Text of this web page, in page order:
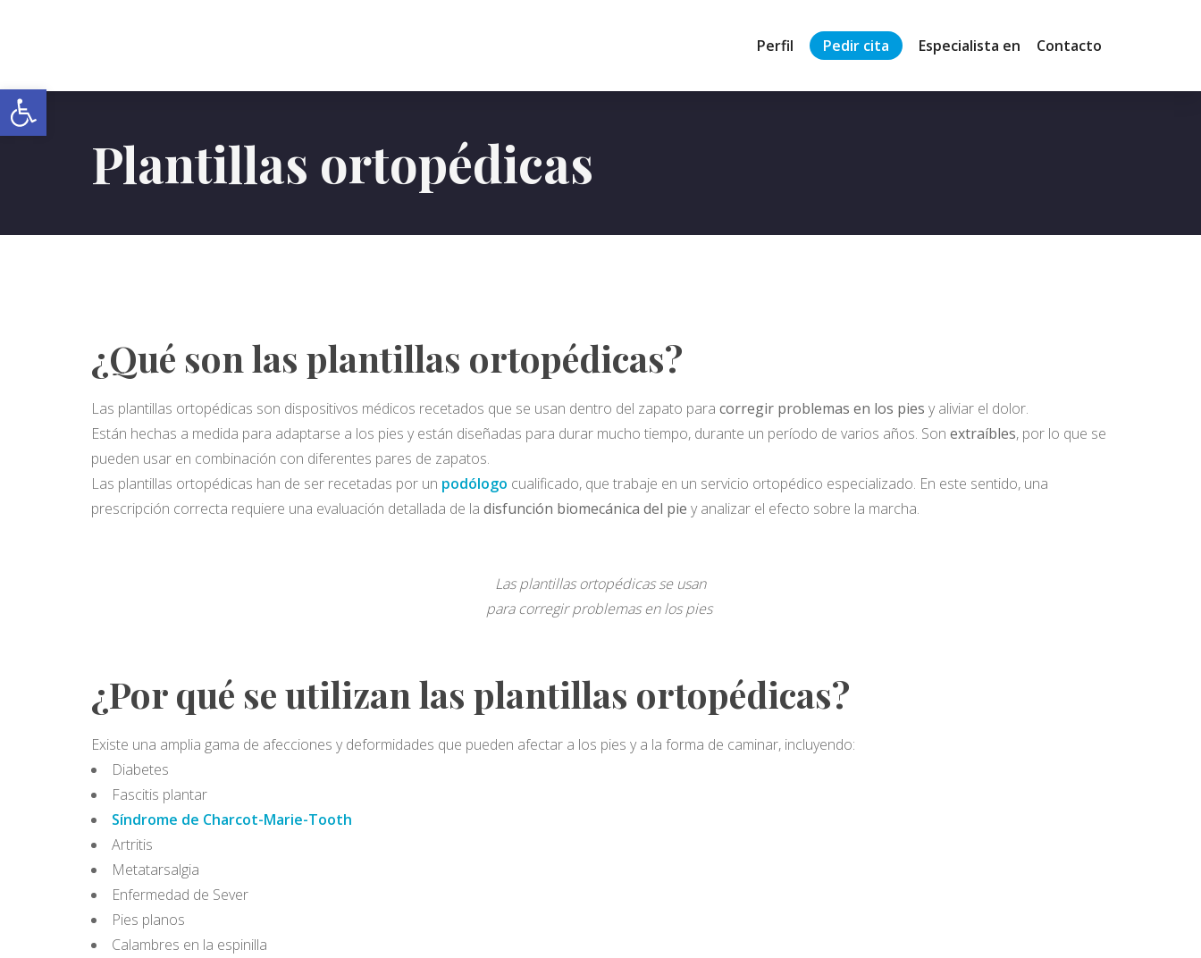
Abrir barra de herramientas
Perfil Pedir cita Especialista en Contacto
Plantillas ortopédicas
¿Qué son las plantillas ortopédicas?
Las plantillas ortopédicas son dispositivos médicos recetados que se usan dentro del zapato para corregir problemas en los pies y aliviar el dolor.
Están hechas a medida para adaptarse a los pies y están diseñadas para durar mucho tiempo, durante un período de varios años. Son extraíbles, por lo que se
pueden usar en combinación con diferentes pares de zapatos.
Las plantillas ortopédicas han de ser recetadas por un podólogo cualificado, que trabaje en un servicio ortopédico especializado. En este sentido, una
prescripción correcta requiere una evaluación detallada de la disfunción biomecánica del pie y analizar el efecto sobre la marcha.
Las plantillas ortopédicas se usan
para corregir problemas en los pies
¿Por qué se utilizan las plantillas ortopédicas?
Existe una amplia gama de afecciones y deformidades que pueden afectar a los pies y a la forma de caminar, incluyendo:
Diabetes
Fascitis plantar
Síndrome de Charcot-Marie-Tooth
Artritis
Metatarsalgia
Enfermedad de Sever
Pies planos
Calambres en la espinilla